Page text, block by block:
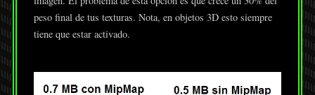
peso final de tus texturas. Nota, en objetos 3D esto siempre
tiene que estar activado.